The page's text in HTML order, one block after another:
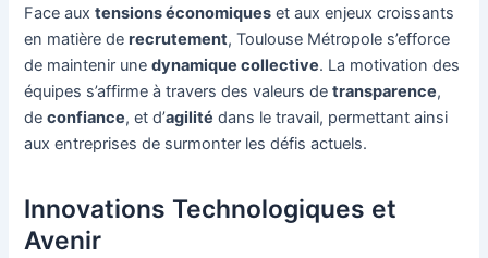
Face auxtensions économiques et aux enjeux croissants
en matière derecrutement, Toulouse Métropole s’efforce
de maintenir unedynamique collective. La motivation des
équipes s’affirme à travers des valeurs detransparence,
deconfiance, et d’agilité dans le travail, permettant ainsi
aux entreprises de surmonter les défis actuels.
Innovations Technologiques et
Avenir